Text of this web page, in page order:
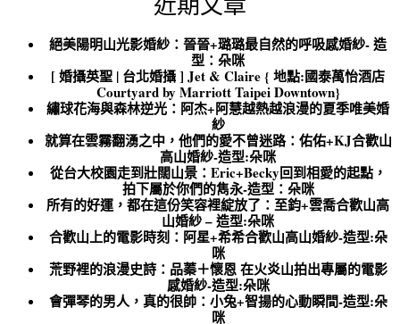
近期文章
絕美陽明山光影婚紗：晉晉+璐璐最自然的呼吸感婚紗- 造
型：朵咪
[ 婚攝英聖 | 台北婚攝 ] Jet & Claire { 地點:國泰萬怡酒店
Courtyard by Marriott Taipei Downtown}
繡球花海與森林逆光：阿杰+阿慧越熱越浪漫的夏季唯美婚
紗
就算在雲霧翻湧之中，他們的愛不曾迷路：佑佑+KJ合歡山
高山婚紗-造型:朵咪
從台大校園走到壯闊山景：Eric+Becky回到相愛的起點，
拍下屬於你們的雋永-造型：朵咪
所有的好運，都在這份笑容裡綻放了：至鈞+雲喬合歡山高
山婚紗 – 造型:朵咪
合歡山上的電影時刻：阿星+希希合歡山高山婚紗-造型:朵
咪
荒野裡的浪漫史詩：品蓁＋懷恩 在火炎山拍出專屬的電影
感婚紗-造型:朵咪
會彈琴的男人，真的很帥：小兔+智揚的心動瞬間-造型:朵
咪